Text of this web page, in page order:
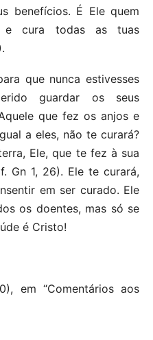
benefícios. É Ele quem
e cura todas as tuas
que nunca estivesses
guardar os seus
que fez os anjos e
a eles, não te curará?
Ele, que te fez à sua
Gn 1, 26). Ele te curará,
em ser curado. Ele
os doentes, mas só se
é Cristo!
em “Comentários aos